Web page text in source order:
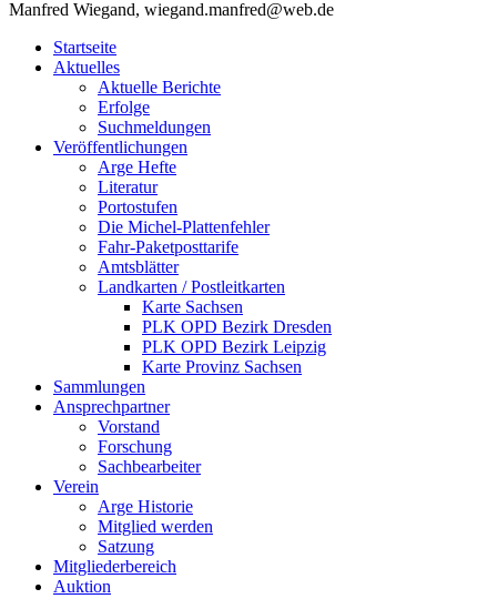
Manfred Wiegand, wiegand.manfred@web.de
Startseite
Aktuelles
Aktuelle Berichte
Erfolge
Suchmeldungen
Veröffentlichungen
Arge Hefte
Literatur
Portostufen
Die Michel-Plattenfehler
Fahr-Paketposttarife
Amtsblätter
Landkarten / Postleitkarten
Karte Sachsen
PLK OPD Bezirk Dresden
PLK OPD Bezirk Leipzig
Karte Provinz Sachsen
Sammlungen
Ansprechpartner
Vorstand
Forschung
Sachbearbeiter
Verein
Arge Historie
Mitglied werden
Satzung
Mitgliederbereich
Auktion